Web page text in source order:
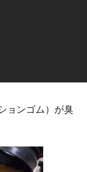
ョンゴム）が臭